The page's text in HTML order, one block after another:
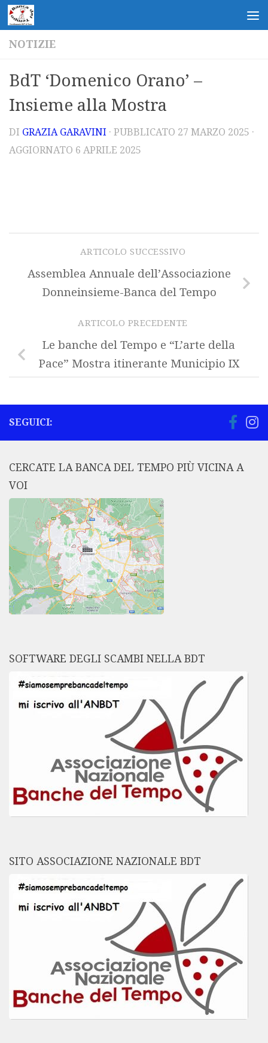
Salta al contenuto
NOTIZIE
BdT ‘Domenico Orano’ –
Insieme alla Mostra
DI GRAZIA GARAVINI · PUBBLICATO 27 MARZO 2025 ·
AGGIORNATO 6 APRILE 2025
ARTICOLO SUCCESSIVO
Assemblea Annuale dell’Associazione
Donneinsieme-Banca del Tempo
ARTICOLO PRECEDENTE
Le banche del Tempo e “L’arte della
Pace” Mostra itinerante Municipio IX
SEGUICI:
CERCATE LA BANCA DEL TEMPO PIÙ VICINA A
VOI
SOFTWARE DEGLI SCAMBI NELLA BDT
SITO ASSOCIAZIONE NAZIONALE BDT